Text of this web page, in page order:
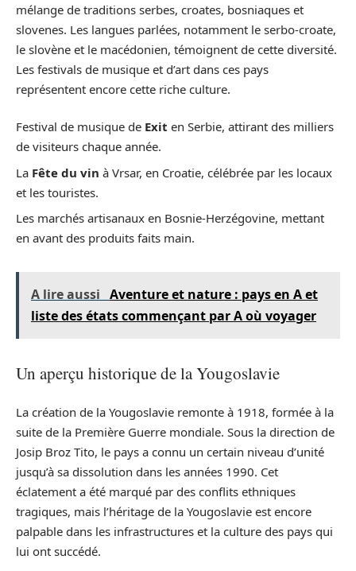
mélange de traditions serbes, croates, bosniaques et
slovenes. Les langues parlées, notamment le serbo-croate,
le slovène et le macédonien, témoignent de cette diversité.
Les festivals de musique et d’art dans ces pays
représentent encore cette riche culture.
Festival de musique de Exit en Serbie, attirant des milliers
de visiteurs chaque année.
La Fête du vin à Vrsar, en Croatie, célébrée par les locaux
et les touristes.
Les marchés artisanaux en Bosnie-Herzégovine, mettant
en avant des produits faits main.
A lire aussi Aventure et nature : pays en A et
liste des états commençant par A où voyager
Un aperçu historique de la Yougoslavie
La création de la Yougoslavie remonte à 1918, formée à la
suite de la Première Guerre mondiale. Sous la direction de
Josip Broz Tito, le pays a connu un certain niveau d’unité
jusqu’à sa dissolution dans les années 1990. Cet
éclatement a été marqué par des conflits ethniques
tragiques, mais l’héritage de la Yougoslavie est encore
palpable dans les infrastructures et la culture des pays qui
lui ont succédé.